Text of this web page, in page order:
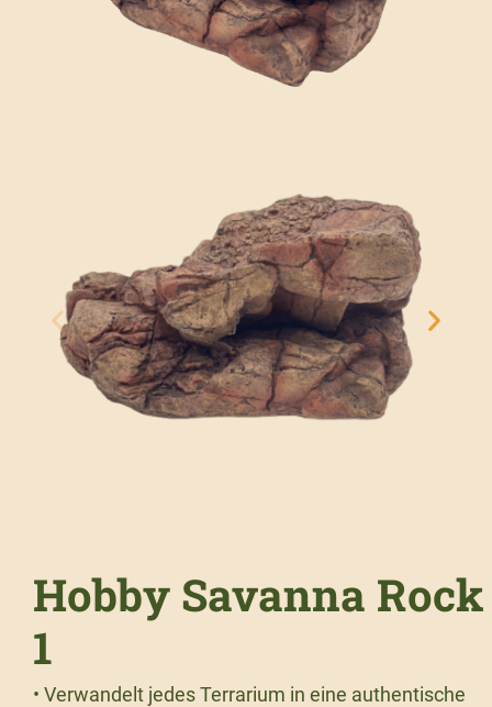
Hobby Savanna Rock
1
• Verwandelt jedes Terrarium in eine authentische